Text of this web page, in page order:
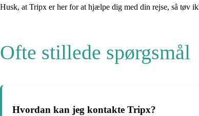
Husk, at Tripx er her for at hjælpe dig med din rejse, så tøv
Ofte stillede spørgsmål
Hvordan kan jeg kontakte Tripx?